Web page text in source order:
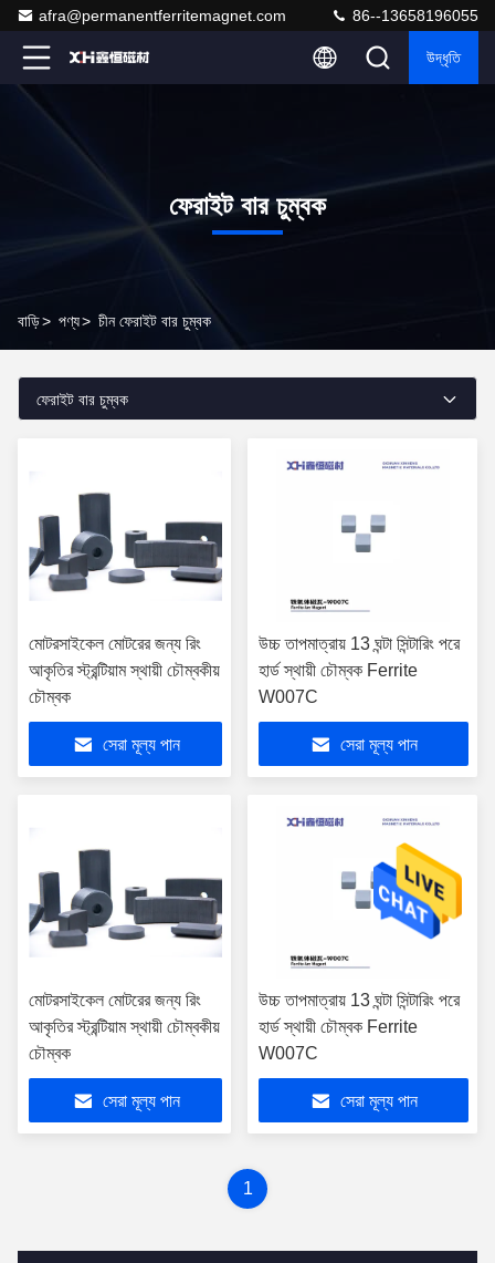
afra@permanentferritemagnet.com 86--13658196055
উদ্ধৃতি
ফেরাইট বার চুম্বক
বাড়ি> পণ্য> চীন ফেরাইট বার চুম্বক
ফেরাইট বার চুম্বক
মোটরসাইকেল মোটরের জন্য রিং
আকৃতির স্ট্রন্টিয়াম স্থায়ী চৌম্বকীয়
চৌম্বক
সেরা মূল্য পান
উচ্চ তাপমাত্রায় 13 ঘন্টা সিন্টারিং পরে
হার্ড স্থায়ী চৌম্বক Ferrite
W007C
সেরা মূল্য পান
মোটরসাইকেল মোটরের জন্য রিং
আকৃতির স্ট্রন্টিয়াম স্থায়ী চৌম্বকীয়
চৌম্বক
সেরা মূল্য পান
উচ্চ তাপমাত্রায় 13 ঘন্টা সিন্টারিং পরে
হার্ড স্থায়ী চৌম্বক Ferrite
W007C
সেরা মূল্য পান
1